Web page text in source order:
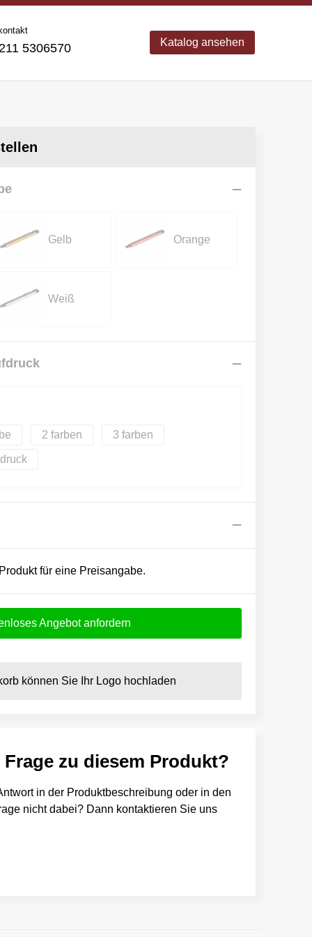
5306570 Katalog ansehen
Gelb Orange
Weiß
2 3
für eine Preisangabe.
Angebot anfordern
können Sie Ihr Logo hochladen
Frage zu diesem Produkt?
in der Produktbeschreibung oder in den
nicht dabei? Dann kontaktieren Sie uns